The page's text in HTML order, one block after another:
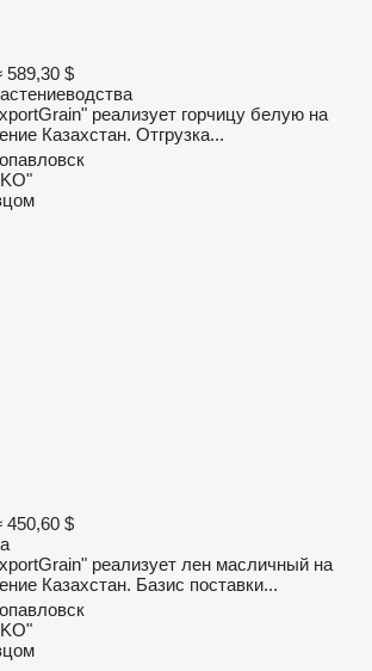
589,30 $
реализует горчицу белую на
Казахстан. Отгрузка...
450,60 $
реализует лен масличный на
Казахстан. Базис поставки...